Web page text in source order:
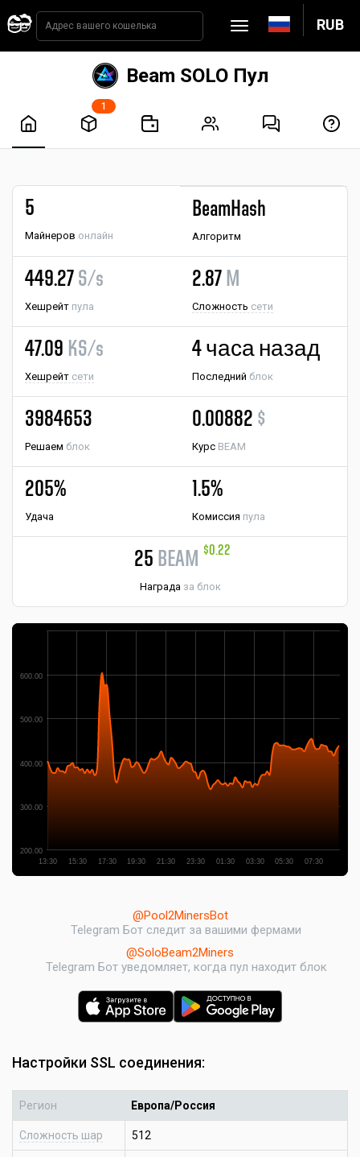
RUB
Beam SOLO Пул
1
5
Майнеров онлайн
BeamHash
Алгоритм
449.27 S/s
Хешрейт пула
2.87 M
Сложность сети
47.09 KS/s
Хешрейт сети
4 часа назад
Последний блок
3984653
Решаем блок
0.00882 $
Курс BEAM
205%
Удача
1.5%
Комиссия пула
25 BEAM $0.22
Награда за блок
13:30 15:30 17:30 19:30 21:30 23:30 01:30 03:30 05:30 07:30
200.00
300.00
400.00
500.00
600.00
@Pool2MinersBot
Telegram Бот следит за вашими фермами
@SoloBeam2Miners
Telegram Бот уведомляет, когда пул находит блок
Настройки SSL соединения:
Регион Европа/Россия
Сложность шар 512